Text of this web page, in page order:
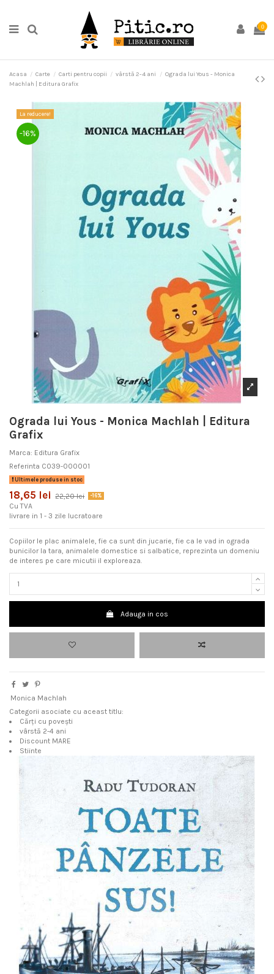
0
Acasa Carte Carti pentru copii vârstă 2-4 ani
Ograda lui Yous - Monica
Machlah | Editura Grafix
La reducere!
-16%
Ograda lui Yous - Monica Machlah | Editura
Grafix
Marca: Editura Grafix
Referinta C039-000001
Ultimele produse in stoc
18,65 lei 22,20 lei -16%
Cu TVA
livrare in 1 - 3 zile lucratoare
Copiilor le plac animalele, fie ca sunt din jucarie, fie ca le vad in ograda
bunicilor la tara, animalele domestice si salbatice, reprezinta un domeniu
de interes pe care micutii il exploreaza.
Adauga in cos
Monica Machlah
Categorii asociate cu aceast titlu:
Cărți cu povești
vârstă 2-4 ani
Discount MARE
Stiinte